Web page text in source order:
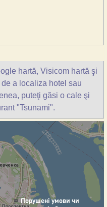
hartă, Visicom hartă şi
a localiza hotel sau
puteţi găsi o cale şi
"Tsunami".